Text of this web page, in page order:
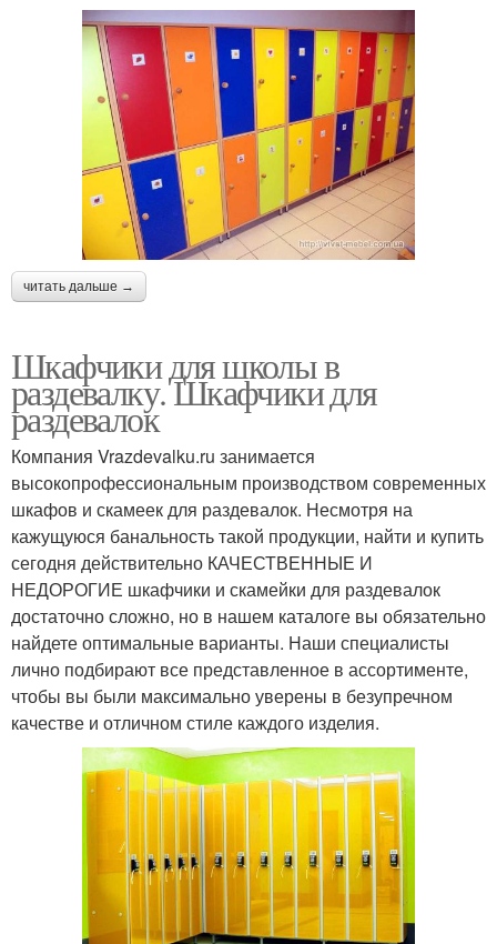
читать дальше →
Шкафчики для школы в
раздевалку. Шкафчики для
раздевалок
Компания Vrazdevalku.ru занимается
высокопрофессиональным производством современных
шкафов и скамеек для раздевалок. Несмотря на
кажущуюся банальность такой продукции, найти и купить
сегодня действительно КАЧЕСТВЕННЫЕ И
НЕДОРОГИЕ шкафчики и скамейки для раздевалок
достаточно сложно, но в нашем каталоге вы обязательно
найдете оптимальные варианты. Наши специалисты
лично подбирают все представленное в ассортименте,
чтобы вы были максимально уверены в безупречном
качестве и отличном стиле каждого изделия.